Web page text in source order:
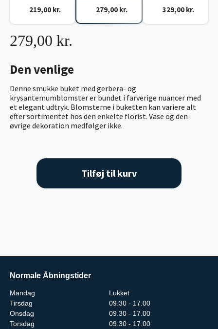
Den venlige
Denne smukke buket med gerbera- og
krysantemumblomster er bundet i farverige nuancer med
et elegant udtryk. Blomsterne i buketten kan variere alt
efter sortimentet hos den enkelte florist. Vase og den
øvrige dekoration medfølger ikke.
279,00 kr.
219,00 kr. 279,00 kr. 329,00 kr.
Tilføj til kurv
Normale Åbningstider
Mandag
Lukket
Tirsdag
09.30 - 17.00
Onsdag
09.30 - 17.00
Torsdag
09.30 - 17.00